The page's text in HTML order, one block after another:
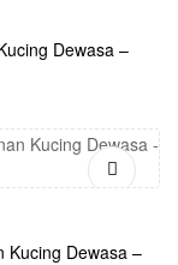
Dewasa –
Kucing Dewasa –